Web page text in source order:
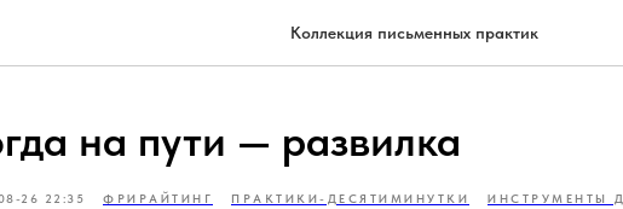
Коллекция письменных практик
на пути — развилка
26 22:35 ФРИРАЙТИНГ ПРАКТИКИ-ДЕСЯТИМИНУТКИ ИНСТРУМЕНТЫ